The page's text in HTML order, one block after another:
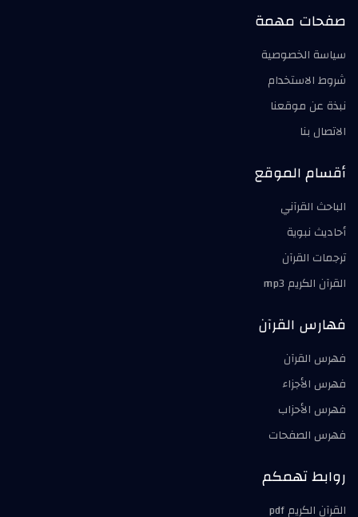
صفحات مهمة
سياسة الخصوصية
شروط الاستخدام
نبذة عن موقعنا
الاتصال بنا
أقسام الموقع
الباحث القرآني
أحاديث نبوية
ترجمات القرآن
القرآن الكريم mp3
فهارس القرآن
فهرس القرآن
فهرس الأجزاء
فهرس الأحزاب
فهرس الصفحات
روابط تهمكم
القرآن الكريم pdf